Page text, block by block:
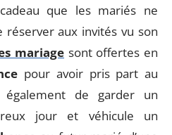
que les mariés ne
réserver aux invités vu son
mariage sont offertes en
pour avoir pris part au
également de garder un
jour et véhicule un